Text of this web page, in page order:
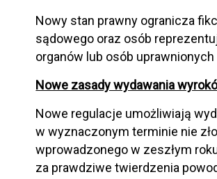
Nowy stan prawny ogranicza
sądowego oraz osób
organów lub osób uprawnionych
Nowe zasady wydawania
Nowe regulacje umożliwiają
w wyznaczonym terminie nie
wprowadzonego w zeszłym
za prawdziwe twierdzenia